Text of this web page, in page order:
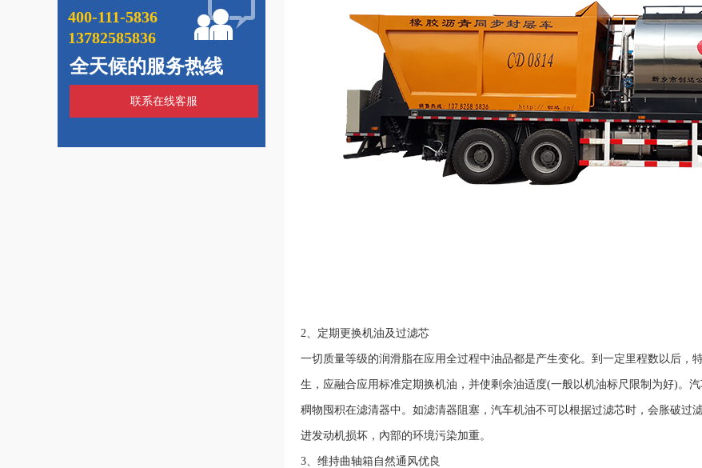
400-111-5836
13782585836
全天候的服务热线
联系在线客服
2、定期更换机油及过滤芯
一切质量等级的润滑脂在应用全过程中油品都是产生变化。到一定里程数以后，
生，应融合应用标准定期换机油，并使剩余油适度(一般以机油标尺限制为好)。
稠物囤积在滤清器中。如滤清器阻塞，汽车机油不可以根据过滤芯时，会胀破过
进发动机损坏，內部的环境污染加重。
3、维持曲轴箱自然通风优良